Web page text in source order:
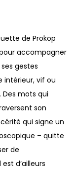
de Prokop
accompagner
gestes
intérieur, vif ou
mots qui
son
qui signe un
– quitte
de
d’ailleurs